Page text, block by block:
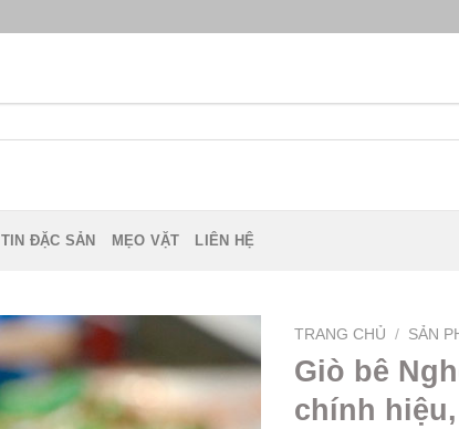
TIN ĐẶC SẢN MẸO VẶT LIÊN HỆ
TRANG CHỦ / SẢN
Giò bê
chính